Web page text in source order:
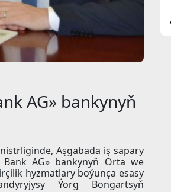
AG» bankynyň
Aşgabada iş sapary
Bank AG» bankynyň Orta we
hyzmatlary boýunça esasy
Ýorg Bongartsyň